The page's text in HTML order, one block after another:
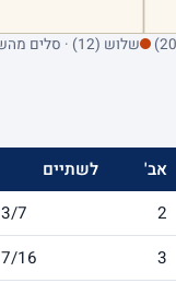
שלוש (12) · סלים מהשדה בלבד; ריחוף על נקודה מציג את הקולע
אב' לשתיים
2
3/7
3
7/16